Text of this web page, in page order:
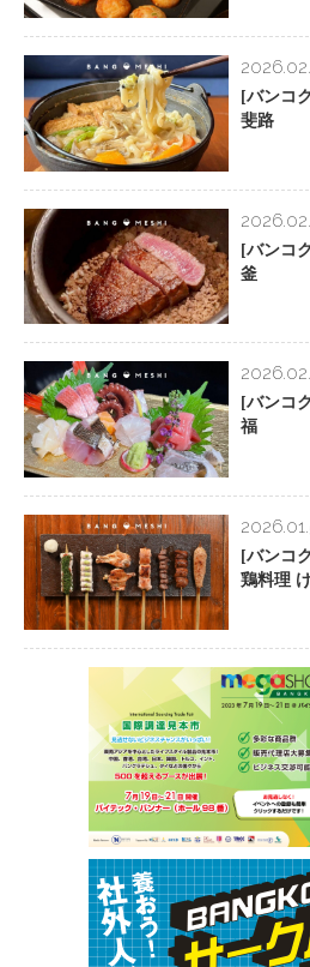
[バンコ
斐路
[バンコ
釜
[バンコ
福
[バンコ
鶏料理